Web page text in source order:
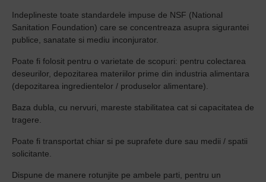
Indeplineste toate standardele impuse de NSF (National
Sanitation Foundation) care se concentreaza asupra sigurantei
publice, sanatate si mediu inconjurator.
Poate fi folosit pentru o varietate de scopuri: pentru colectarea
deseurilor, depozitarea materiilor prime din industria alimentara
(depozitarea ingredientelor / produselor alimentare).
Baza dubla, cu nervuri, mareste stabilitatea cat si capacitatea de
tragere.
Poate fi transportat chiar si pe suprafete dure sau medii / spatii
solicitante.
Dispune de manere rotunjite pe ambele parti, pentru un